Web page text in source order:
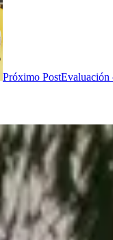
Próximo PostEvaluación